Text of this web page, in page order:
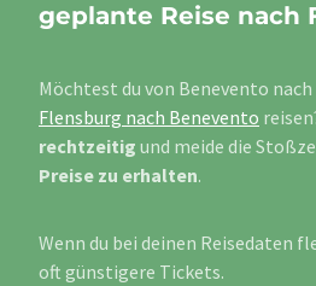
geplante Reise nach
Möchtest du von Benevento
Flensburg nach Benevento
rechtzeitig und meide die
Preise zu erhalten.
Wenn du bei deinen Reisedaten
oft günstigere Tickets.